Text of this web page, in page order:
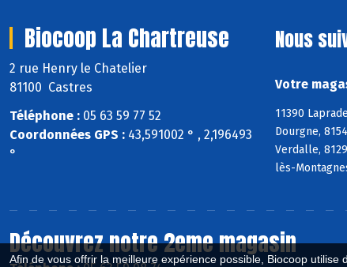
Afin de vous offrir la meilleure expérience possible, Biocoop
Biocoop La Chartreuse
2 rue Henry le Chatelier
81100 Castres
Téléphone : 05 63 59 77 52
Coordonnées GPS : 43,591002 ° , 2,196493
°
Nous
Votre
11390
Dourgne,
Verdalle,
lès-
Découvrez notre 2eme magasin